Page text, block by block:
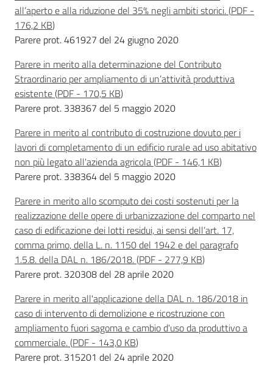
all’aperto e alla riduzione del 35% negli ambiti storici.(PDF -
176,2 KB)
Parere prot. 461927 del 24 giugno 2020
Parere in merito alla determinazione del Contributo
Straordinario per ampliamento di un’attività produttiva
esistente(PDF - 170,5 KB)
Parere prot. 338367 del 5 maggio 2020
Parere in merito al contributo di costruzione dovuto per i
lavori di completamento di un edificio rurale ad uso abitativo
non più legato all'azienda agricola(PDF - 146,1 KB)
Parere prot. 338364 del 5 maggio 2020
Parere in merito allo scomputo dei costi sostenuti per la
realizzazione delle opere di urbanizzazione del comparto nel
caso di edificazione dei lotti residui, ai sensi dell’art. 17,
comma primo, della L. n. 1150 del 1942 e del paragrafo
1.5.8. della DAL n. 186/2018.(PDF - 277,9 KB)
Parere prot. 320308 del 28 aprile 2020
Parere in merito all'applicazione della DAL n. 186/2018 in
caso di intervento di demolizione e ricostruzione con
ampliamento fuori sagoma e cambio d'uso da produttivo a
commerciale.(PDF - 143,0 KB)
Parere prot. 315201 del 24 aprile 2020